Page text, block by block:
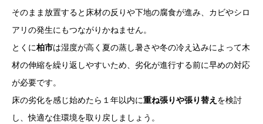
そのまま放置すると床材の反りや下地の腐食が進み、カビやシロ
アリの発生にもつながりかねません。
とくに柏市は湿度が高く夏の蒸し暑さや冬の冷え込みによって木
材の伸縮を繰り返しやすいため、劣化が進行する前に早めの対応
が必要です。
床の劣化を感じ始めたら１年以内に重ね張りや張り替え を検討
し、快適な住環境を取り戻しましょう。